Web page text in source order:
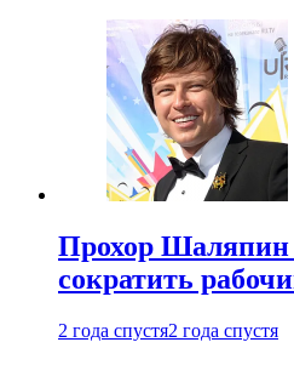
Прохор Шаляпин
сократить
2 года спустя2 года спустя